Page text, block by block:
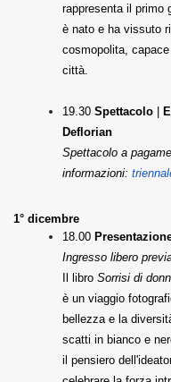
rappresenta il primo
è nato e ha vissuto
cosmopolita,
città.
19.30 Spettacolo |
Deflorian
Spettacolo a
informazioni:
1° dicembre
18.00
Ingresso libero
Il libro Sorrisi di
è un viaggio
bellezza e la
scatti in bianco e
il pensiero